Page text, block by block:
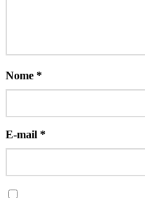
Nome *
E-mail *